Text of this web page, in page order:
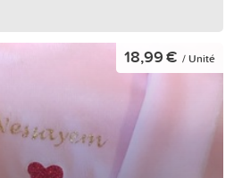
18,99 € / Unité